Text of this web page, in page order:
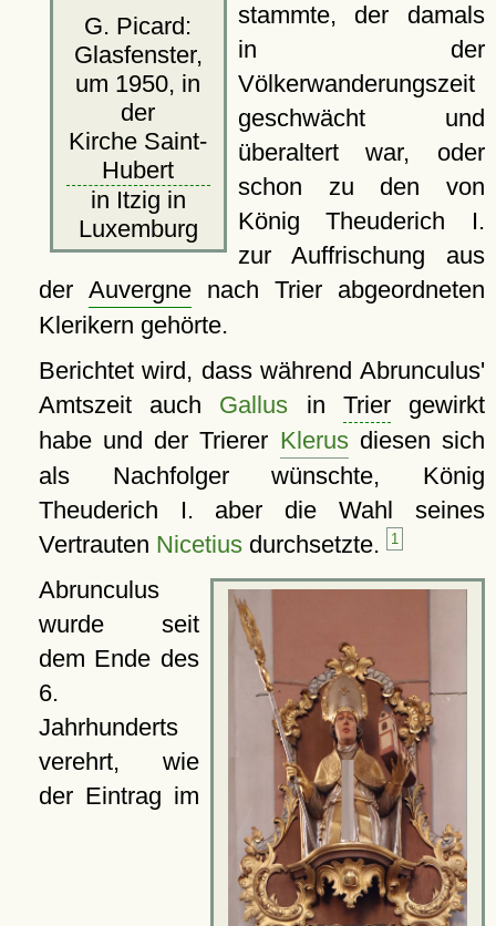
G. Picard:
Glasfenster,
um 1950, in
der
Kirche Saint-
Hubert
in Itzig in
Luxemburg
stammte, der damals
in der
Völkerwanderungszeit
geschwächt und
überaltert war, oder
schon zu den von
König Theuderich I.
zur Auffrischung aus
der Auvergnenach Trier abgeordneten
Klerikern gehörte.
Berichtet wird, dass während Abrunculus'
Amtszeit auch Gallus in Triergewirkt
habe und der Trierer Klerusdiesen sich
als Nachfolger wünschte, König
Theuderich I. aber die Wahl seines
Vertrauten Nicetiusdurchsetzte. 1
Abrunculus
wurde seit
dem Ende des
6.
Jahrhunderts
verehrt, wie
der Eintrag im